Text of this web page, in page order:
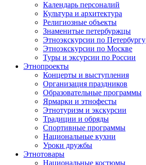
Календарь персоналий
Культура и архитектура
Религиозные объекты
Знаменитые петербуржцы
Этноэкскурсии по Петербургу
Этноэкскурсии по Москве
Туры и эксурсии по России
Этнопроекты
Концерты и выступления
Организация праздников
Образовательные программы
Ярмарки и этнофесты
Этнотуризм и экскурсии
Традиции и обряды
Спортивные программы
Национальные кухни
Уроки дружбы
Этнотовары
Национальные костюмы